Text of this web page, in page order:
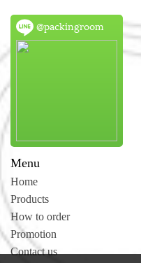
@packingroom
Menu
Home
Products
How to order
Promotion
Contact us